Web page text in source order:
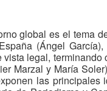
global es el tema
(Ángel
legal,
Marzal y María
las principales